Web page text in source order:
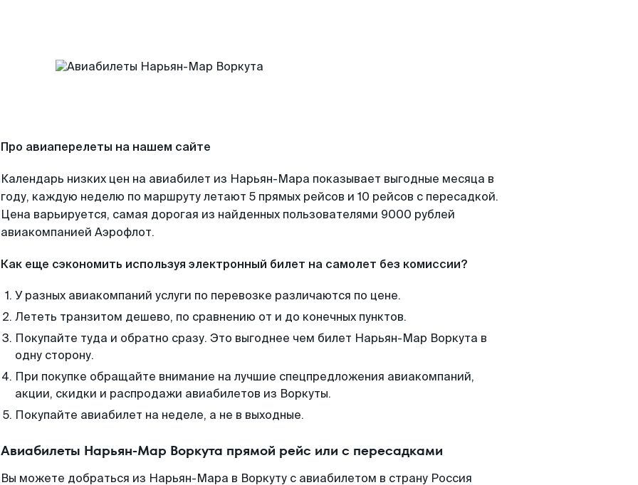
Про авиаперелеты на нашем сайте
Календарь низких цен на авиабилет из Нарьян-Мара показывает выгодные месяца в
году, каждую неделю по маршруту летают 5 прямых рейсов и 10 рейсов с пересадкой.
Цена варьируется, самая дорогая из найденных пользователями 9000 рублей
авиакомпанией Аэрофлот.
Как еще сэкономить используя электронный билет на самолет без комиссии?
У разных авиакомпаний услуги по перевозке различаются по цене.
Лететь транзитом дешево, по сравнению от и до конечных пунктов.
Покупайте туда и обратно сразу. Это выгоднее чем билет Нарьян-Мар Воркута в
одну сторону.
При покупке обращайте внимание на лучшие спецпредложения авиакомпаний,
акции, скидки и распродажи авиабилетов из Воркуты.
Покупайте авиабилет на неделе, а не в выходные.
Авиабилеты Нарьян-Мар Воркута прямой рейс или с пересадками
Вы можете добраться из Нарьян-Мара в Воркуту с авиабилетом в страну Россия